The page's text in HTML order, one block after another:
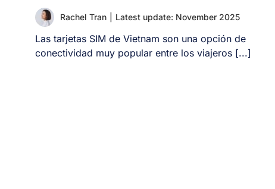
Rachel Tran Latest update: November 2025
Las tarjetas SIM de Vietnam son una opción de
conectividad muy popular entre los viajeros [...]